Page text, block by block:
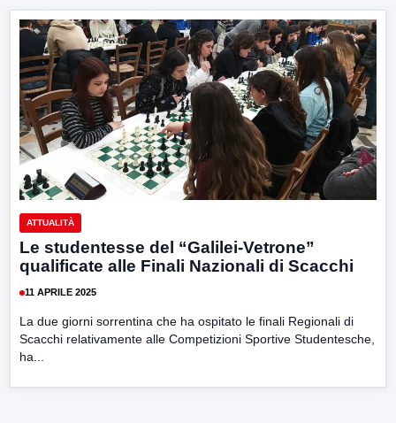
ATTUALITÀ
Le studentesse del “Galilei-Vetrone”
qualificate alle Finali Nazionali di Scacchi
11 APRILE 2025
La due giorni sorrentina che ha ospitato le finali Regionali di
Scacchi relativamente alle Competizioni Sportive Studentesche,
ha...